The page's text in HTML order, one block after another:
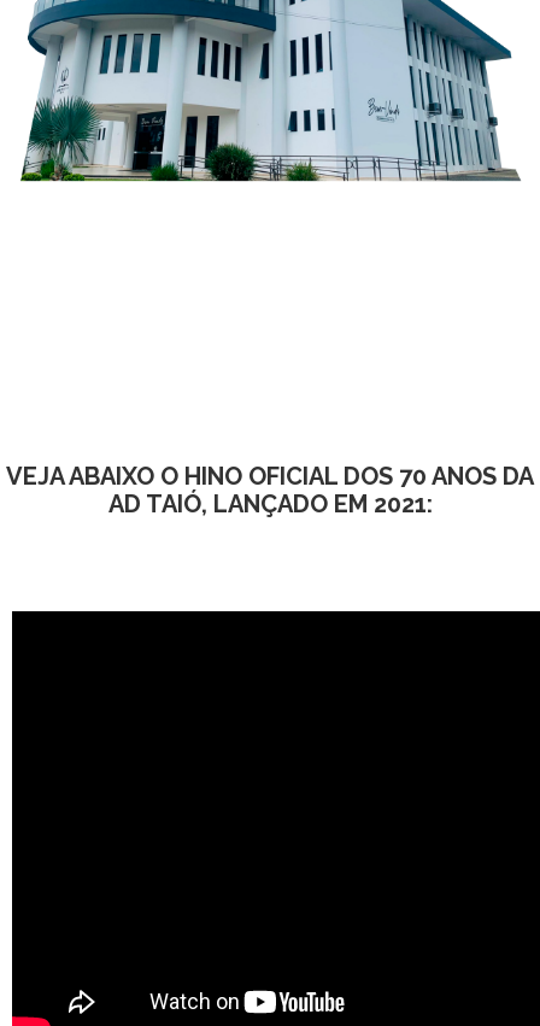
VEJA ABAIXO O HINO OFICIAL DOS 70 ANOS DA
AD TAIÓ, LANÇADO EM 2021: